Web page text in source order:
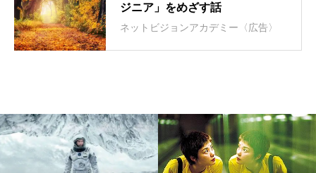
ジニア」をめざす話
ネットビジョンアカデミー〈広告〉